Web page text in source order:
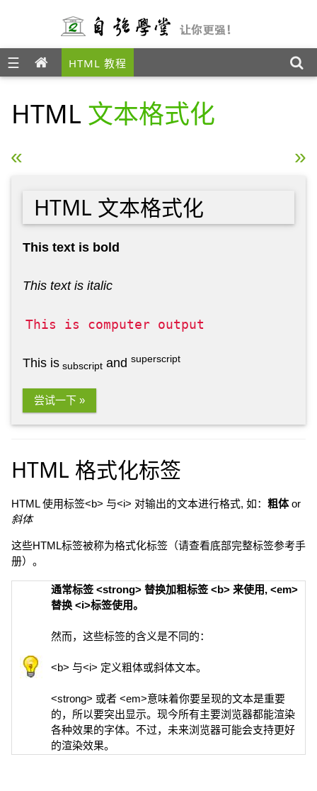
☰ HTML 教程
HTML 文本格式化
« HTML 段落 HTML 链接 »
HTML 文本格式化
This text is bold
This text is italic
This is computer output
This is subscript and superscript
尝试一下 »
HTML 格式化标签
HTML 使用标签<b> 与<i> 对输出的文本进行格式, 如： 粗体or
斜体
这些HTML标签被称为格式化标签（请查看底部完整标签参考手
册）。
通常标签 <strong> 替换加粗标签 <b> 来使用, <em>
替换 <i>标签使用。
然而，这些标签的含义是不同的：
<b> 与<i> 定义粗体或斜体文本。
<strong> 或者 <em>意味着你要呈现的文本是重要
的，所以要突出显示。现今所有主要浏览器都能渲染
各种效果的字体。不过，未来浏览器可能会支持更好
的渲染效果。